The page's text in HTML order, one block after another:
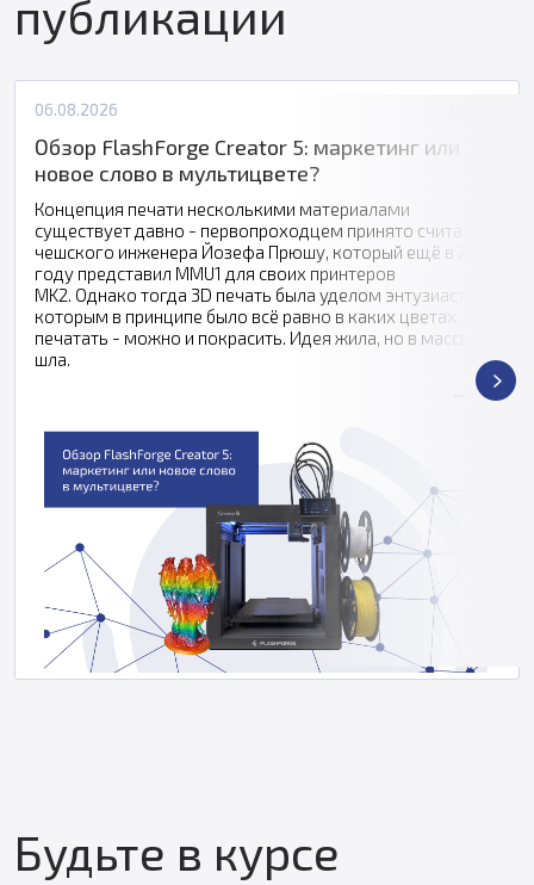
публикации
06.08.2026
Обзор FlashForge Creator 5: маркетинг или
новое слово в мультицвете?
Концепция печати несколькими материалами
существует давно - первопроходцем принято считать
чешского инженера Йозефа Прюшу, который ещё в 2016
году представил MMU1 для своих принтеров
MK2. Однако тогда 3D печать была уделом энтузиастов,
которым в принципе было всё равно в каких цветах
печатать - можно и покрасить. Идея жила, но в массы не
шла.
Будьте в курсе